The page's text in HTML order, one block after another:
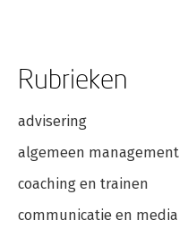
Rubrieken
advisering
algemeen management
coaching en trainen
communicatie en media